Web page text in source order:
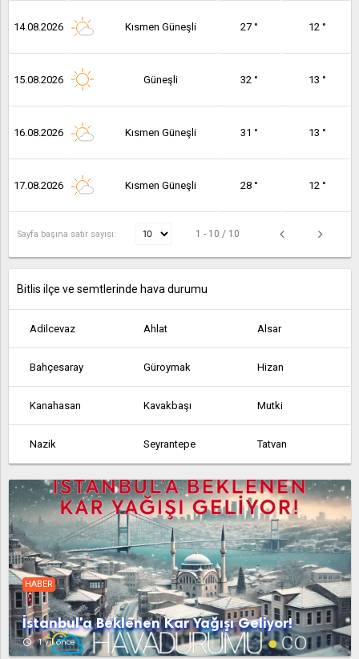
14.08.2026 Kısmen Güneşli 27 ° 12 °
15.08.2026 Güneşli 32 ° 13 °
16.08.2026 Kısmen Güneşli 31 ° 13 °
17.08.2026 Kısmen Güneşli 28 ° 12 °
Sayfa başına satır sayısı: 1 - 10 / 10
Bitlis ilçe ve semtlerinde hava durumu
Adilcevaz Ahlat Alsar
Bahçesaray Güroymak Hizan
Kanahasan Kavakbaşı Mutki
Nazik Seyrantepe Tatvan
Tosunlu
HABER
İstanbul'a Beklenen Kar Yağışı Geliyor!
access_time 1 yıl önce